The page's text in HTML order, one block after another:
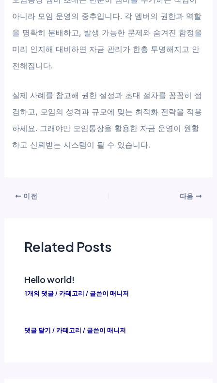
아니라 모임 운영의 중추입니다. 각 멤버의 권한과 역할
을 명확히 분배하고, 발생 가능한 문제와 숨겨진 함정을
미리 인지해 대비하면 자금 관리가 한층 투명해지고 안
전해집니다.
실제 사례를 참고해 권한 설정과 초대 절차를 꼼꼼히 점
검하고, 모임의 성격과 규모에 맞는 최적화 전략을 적용
하세요. 그래야만 모임통장을 활용한 자금 운영이 원활
하고 신뢰받는 시스템이 될 수 있습니다.
이전 다음
Related Posts
Hello world!
1개의 댓글 / 카테고리 / 글쓴이 매니저
댓글 달기 / 카테고리 / 글쓴이 매니저